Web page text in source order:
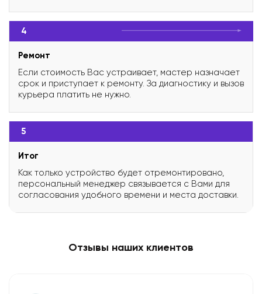
4
Ремонт
Если стоимость Вас устраивает, мастер назначает
срок и приступает к ремонту. За диагностику и вызов
курьера платить не нужно.
5
Итог
Как только устройство будет отремонтировано,
персональный менеджер связывается с Вами для
согласования удобного времени и места доставки.
Отзывы наших клиентов